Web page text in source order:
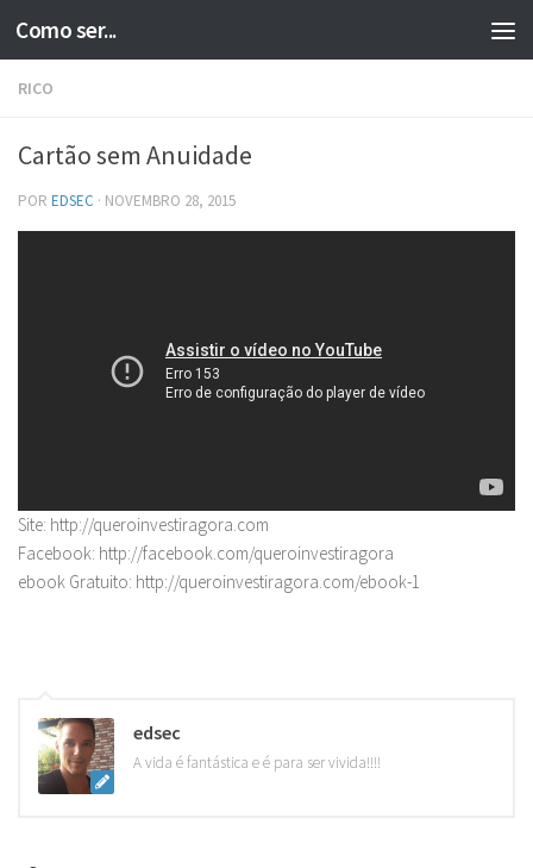
Skip to content
Como ser...
RICO
Cartão sem Anuidade
POR EDSEC · NOVEMBRO 28, 2015
Site: http://queroinvestiragora.com
Facebook: http://facebook.com/queroinvestiragora
ebook Gratuito: http://queroinvestiragora.com/ebook-1
edsec
A vida é fantástica e é para ser vivida!!!!